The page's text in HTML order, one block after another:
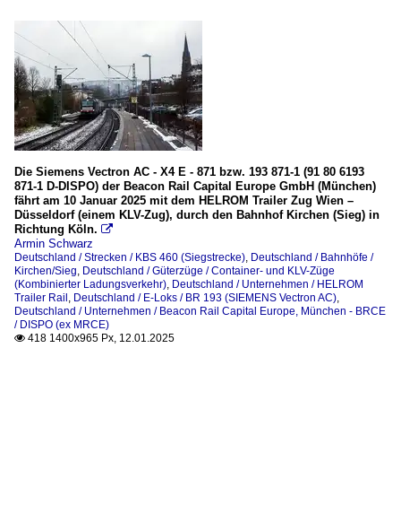
Die Siemens Vectron AC - X4 E - 871 bzw. 193 871-1 (91 80 6193
871-1 D-DISPO) der Beacon Rail Capital Europe GmbH (München)
fährt am 10 Januar 2025 mit dem HELROM Trailer Zug Wien –
Düsseldorf (einem KLV-Zug), durch den Bahnhof Kirchen (Sieg) in
Richtung Köln. 
Armin Schwarz
Deutschland / Strecken / KBS 460 (Siegstrecke), Deutschland / Bahnhöfe /
Kirchen/Sieg, Deutschland / Güterzüge / Container- und KLV-Züge
(Kombinierter Ladungsverkehr), Deutschland / Unternehmen / HELROM
Trailer Rail , Deutschland / E-Loks / BR 193 (SIEMENS Vectron AC),
Deutschland / Unternehmen / Beacon Rail Capital Europe, München - BRCE
/ DISPO (ex MRCE)
 418 1400x965 Px, 12.01.2025